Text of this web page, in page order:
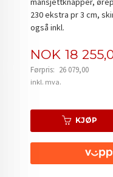
230 ekstra pr 3 cm,
også inkl.
Tilbud
NOK 18
Førpris: 26 079,00
Rabatt
inkl. mva.
KJØP